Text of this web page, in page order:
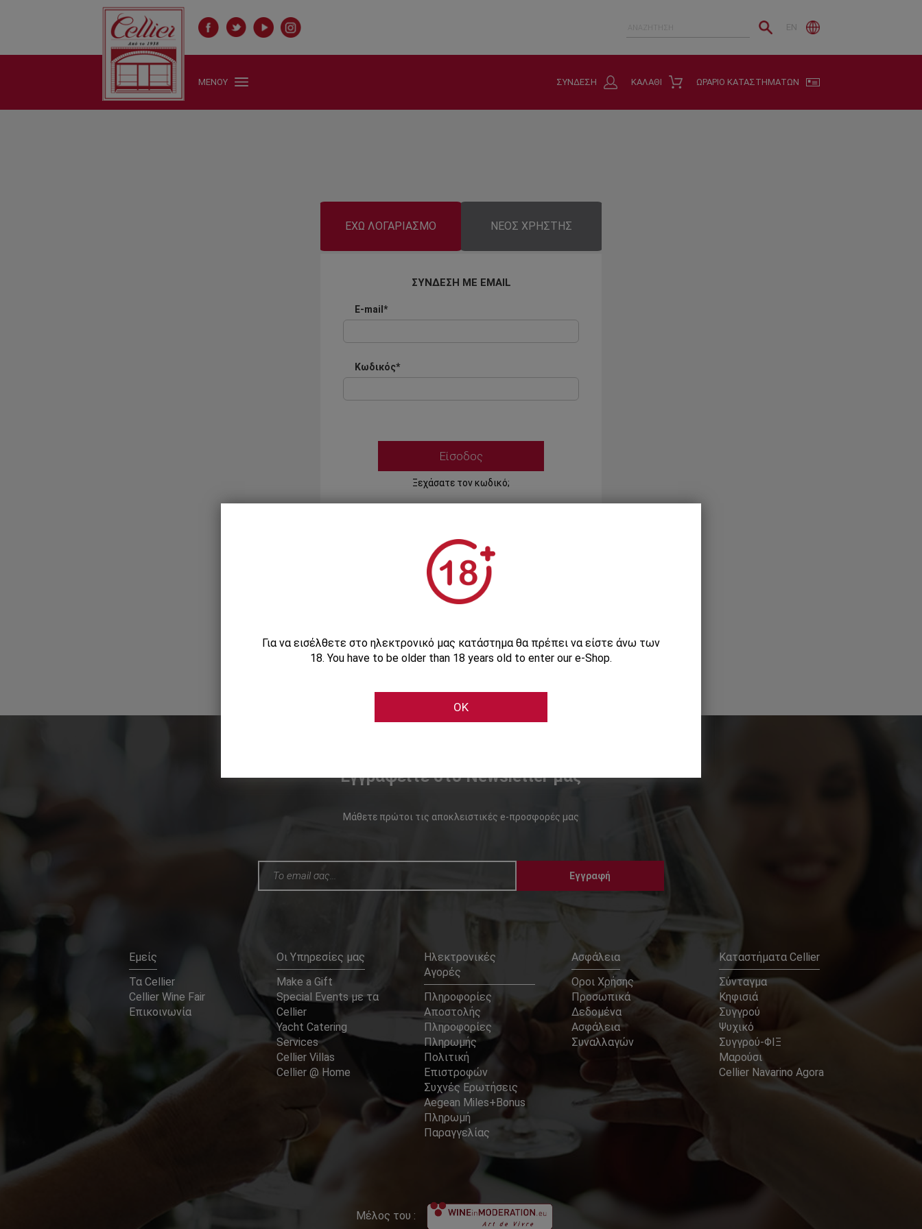
EN
ΜΕΝΟΥ ΩΡΑΡΙΟ ΚΑΤΑΣΤΗΜΑΤΩΝ
ΚΑΛΑΘΙ
ΣΥΝΔΕΣΗ
ΕΧΩ ΛΟΓΑΡΙΑΣΜΟ ΝΕΟΣ ΧΡΗΣΤΗΣ
ΣΥΝΔΕΣΗ ΜΕ EMAIL
E-mail*
Κωδικός*
Ξεχάσατε τον κωδικό;
ΣΥΝΔΕΣΗ ΜΕ ...
Εγγραφείτε στο Newsletter μας
Μάθετε πρώτοι τις αποκλειστικές e-προσφορές μας
Εγγραφή
Εμείς
Τα Cellier
Cellier Wine Fair
Επικοινωνία
Οι Υπηρεσίες μας
Make a Gift
Special Events με τα
Cellier
Yacht Catering
Services
Cellier Villas
Cellier @ Home
Ηλεκτρονικές
Αγορές
Πληροφορίες
Αποστολής
Πληροφορίες
Πληρωμής
Πολιτική
Επιστροφών
Συχνές Ερωτήσεις
Aegean Miles+Bonus
Πληρωμή
Παραγγελίας
Ασφάλεια
Οροι Χρήσης
Προσωπικά
Δεδομένα
Ασφάλεια
Συναλλαγών
Καταστήματα Cellier
Σύνταγμα
Κηφισιά
Συγγρού
Ψυχικό
Συγγρού-ΦΙΞ
Μαρούσι
Cellier Navarino Agora
Μέλος του :
Για να εισέλθετε στο ηλεκτρονικό μας κατάστημα θα πρέπει να είστε άνω των
18. You have to be older than 18 years old to enter our e-Shop.
OK